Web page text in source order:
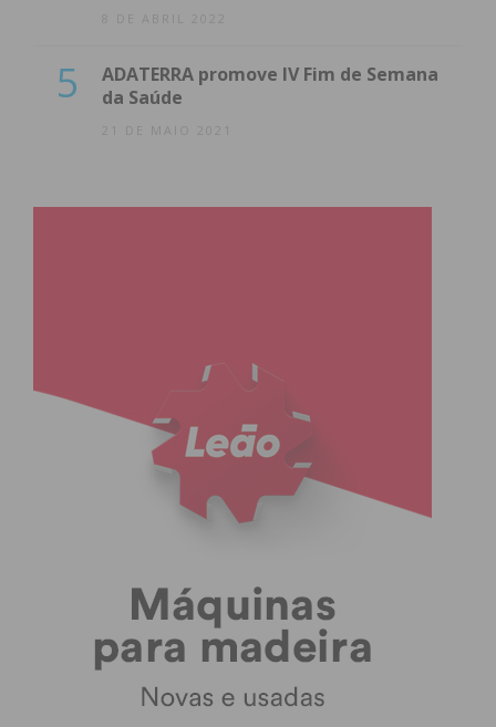
8 DE ABRIL 2022
5
ADATERRA promove IV Fim de Semana
da Saúde
21 DE MAIO 2021